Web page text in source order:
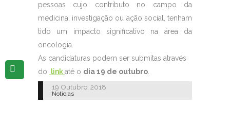
pessoas cujo contributo no campo da
medicina, investigação ou ação social, tenham
tido um impacto significativo na área da
oncologia.
As candidaturas podem ser submitas através
do
linkaté o dia 19 de outubro
19 Outubro, 2018
Noticias